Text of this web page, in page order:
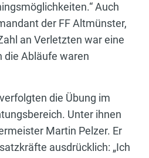
Auch
der FF Altmünster,
an Verletzten war eine
die Abläufe waren
die Übung im
Unter ihnen
Martin Pelzer. Er
ausdrücklich: „Ich